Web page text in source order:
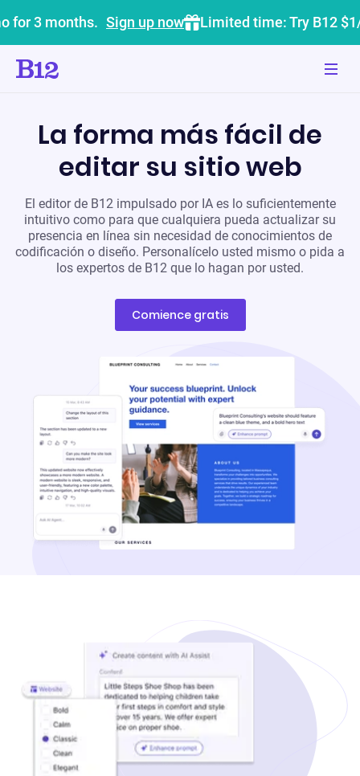
for 3 months. Sign up now Limited time: Try B12
La forma más fácil de
editar su sitio web
El editor de B12 impulsado por IA es lo suficientemente
intuitivo como para que cualquiera pueda actualizar su
presencia en línea sin necesidad de conocimientos de
codificación o diseño. Personalícelo usted mismo o pida a
los expertos de B12 que lo hagan por usted.
Comience gratis